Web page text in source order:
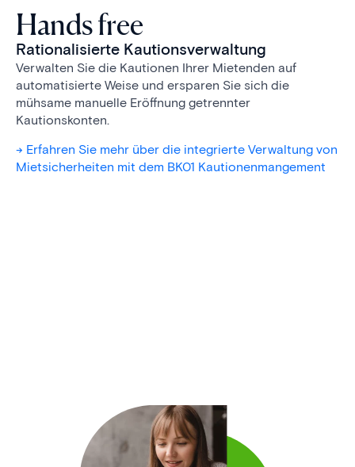
Hands free
Rationalisierte Kautionsverwaltung
Verwalten Sie die Kautionen Ihrer Mietenden auf
automatisierte Weise und ersparen Sie sich die
mühsame manuelle Eröffnung getrennter
Kautionskonten.
-> Erfahren Sie mehr über die integrierte Verwaltung von
Mietsicherheiten mit dem BK01 Kautionenmangement